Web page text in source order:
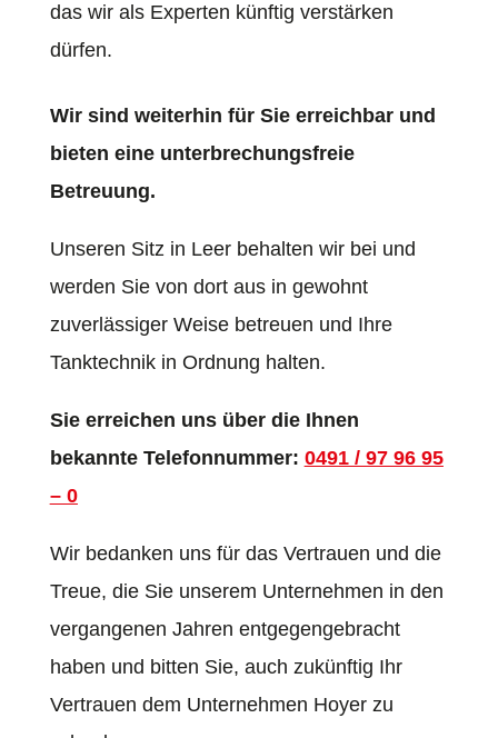
das wir als Experten künftig verstärken
dürfen.
Wir sind weiterhin für Sie erreichbar und
bieten eine unterbrechungsfreie
Betreuung.
Unseren Sitz in Leer behalten wir bei und
werden Sie von dort aus in gewohnt
zuverlässiger Weise betreuen und Ihre
Tanktechnik in Ordnung halten.
Sie erreichen uns über die Ihnen
bekannte Telefonnummer: 0491 / 97 96 95
– 0
Wir bedanken uns für das Vertrauen und die
Treue, die Sie unserem Unternehmen in den
vergangenen Jahren entgegengebracht
haben und bitten Sie, auch zukünftig Ihr
Vertrauen dem Unternehmen Hoyer zu